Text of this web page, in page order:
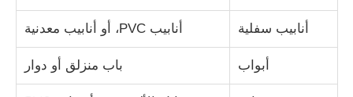
بناء مبنى الفولاذ
أنابيب سفلية أنابيب PVC، أو أنابيب معدنية
أبواب باب منزلق أو دوار